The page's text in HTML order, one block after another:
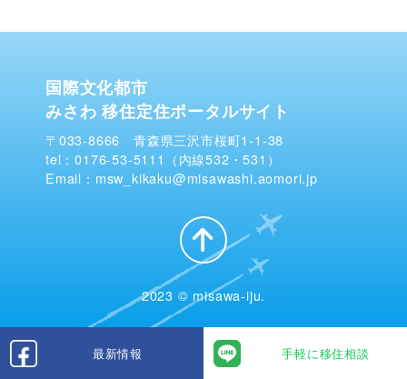
最新情報 手軽に移住相談
国際文化都市
みさわ 移住定住ポータルサイト
〒033-8666 青森県三沢市桜町1-1-38
tel：0176-53-5111（内線532・531）
Email：msw_kikaku@misawashi.aomori.jp
2023 © misawa-iju.